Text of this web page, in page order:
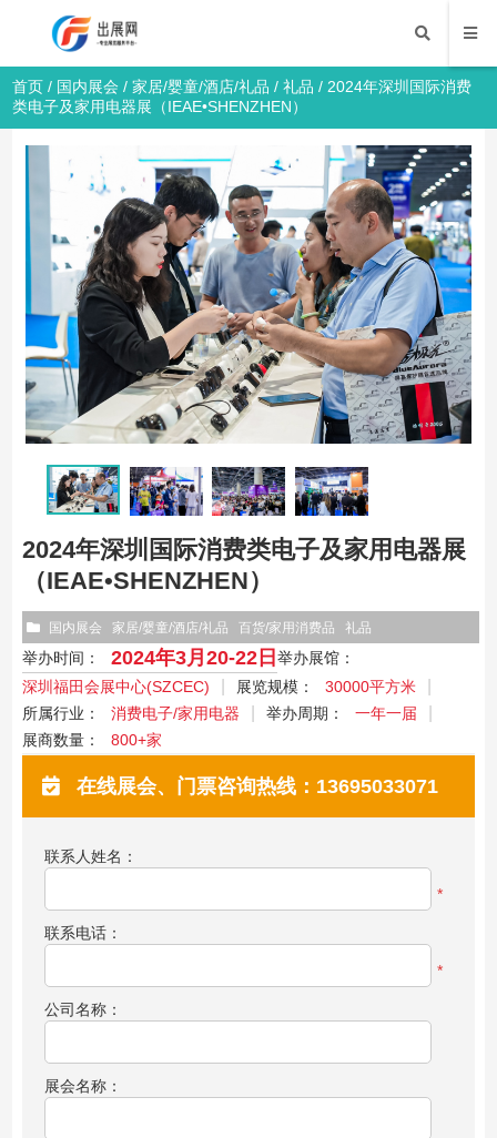
首页 / 国内展会 /家居/婴童/酒店/礼品 /礼品 / 2024年深圳国际消费
类电子及家用电器展（IEAE•SHENZHEN）
2024年深圳国际消费类电子及家用电器展
（IEAE•SHENZHEN）
国内展会 家居/婴童/酒店/礼品 百货/家用消费品 礼品
举办时间： 2024年3月20-22日 举办展馆：
深圳福田会展中心(SZCEC)
展览规模：
30000平方米
所属行业：
消费电子/家用电器 举办周期：
一年一届
展商数量：
800+家
在线展会、门票咨询热线：13695033071
联系人姓名：
*
联系电话：
*
公司名称：
展会名称：